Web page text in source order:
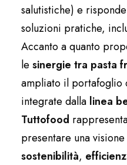
salutistiche) e
soluzioni pratiche,
Accanto a quanto
le sinergie tra pasta
ampliato il portafoglio
integrate dalla linea
Tuttofood
presentare una
sostenibilità,